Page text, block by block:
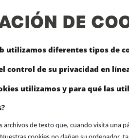
DE
utilizamos diferentes tipos de
control de su privacidad en
utilizamos y para qué las
archivos de texto que, cuando visita una